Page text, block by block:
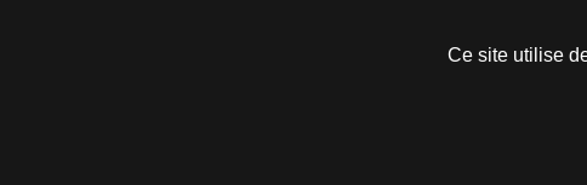
Ce site utilise